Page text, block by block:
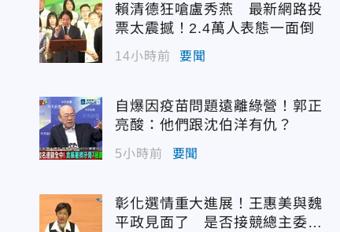
賴清德狂嗆盧秀燕 最新網路投
票太震撼！2.4萬人表態一面倒
14小時前 要聞
自爆因疫苗問題遠離綠營！郭正
亮酸：他們跟沈伯洋有仇？
5小時前 要聞
彰化選情重大進展！王惠美與魏
平政見面了 是否接競總主委態